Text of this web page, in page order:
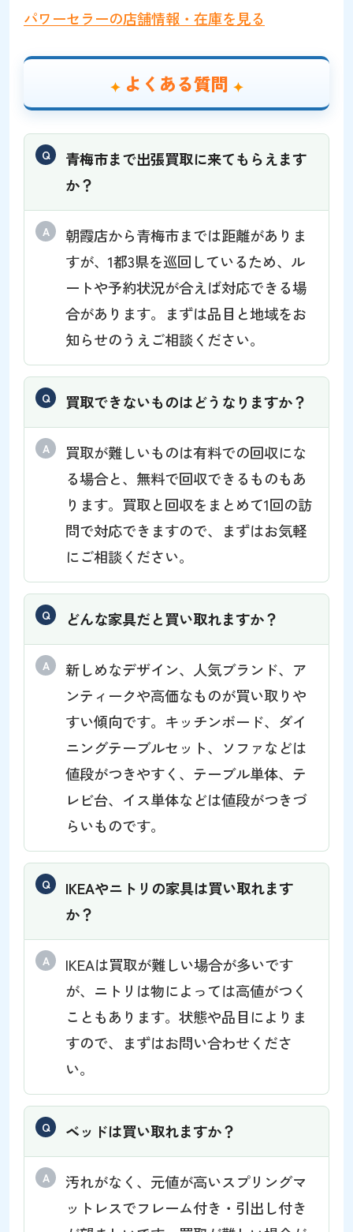
パワーセラーの店舗情報・在庫を見る
よくある質問
青梅市まで出張買取に来てもらえます
か？
朝霞店から青梅市までは距離がありま
すが、1都3県を巡回しているため、ル
ートや予約状況が合えば対応できる場
合があります。まずは品目と地域をお
知らせのうえご相談ください。
買取できないものはどうなりますか？
買取が難しいものは有料での回収にな
る場合と、無料で回収できるものもあ
ります。買取と回収をまとめて1回の訪
問で対応できますので、まずはお気軽
にご相談ください。
どんな家具だと買い取れますか？
新しめなデザイン、人気ブランド、ア
ンティークや高価なものが買い取りや
すい傾向です。キッチンボード、ダイ
ニングテーブルセット、ソファなどは
値段がつきやすく、テーブル単体、テ
レビ台、イス単体などは値段がつきづ
らいものです。
IKEAやニトリの家具は買い取れます
か？
IKEAは買取が難しい場合が多いです
が、ニトリは物によっては高値がつく
こともあります。状態や品目によりま
すので、まずはお問い合わせくださ
い。
ベッドは買い取れますか？
汚れがなく、元値が高いスプリングマ
ットレスでフレーム付き・引出し付き